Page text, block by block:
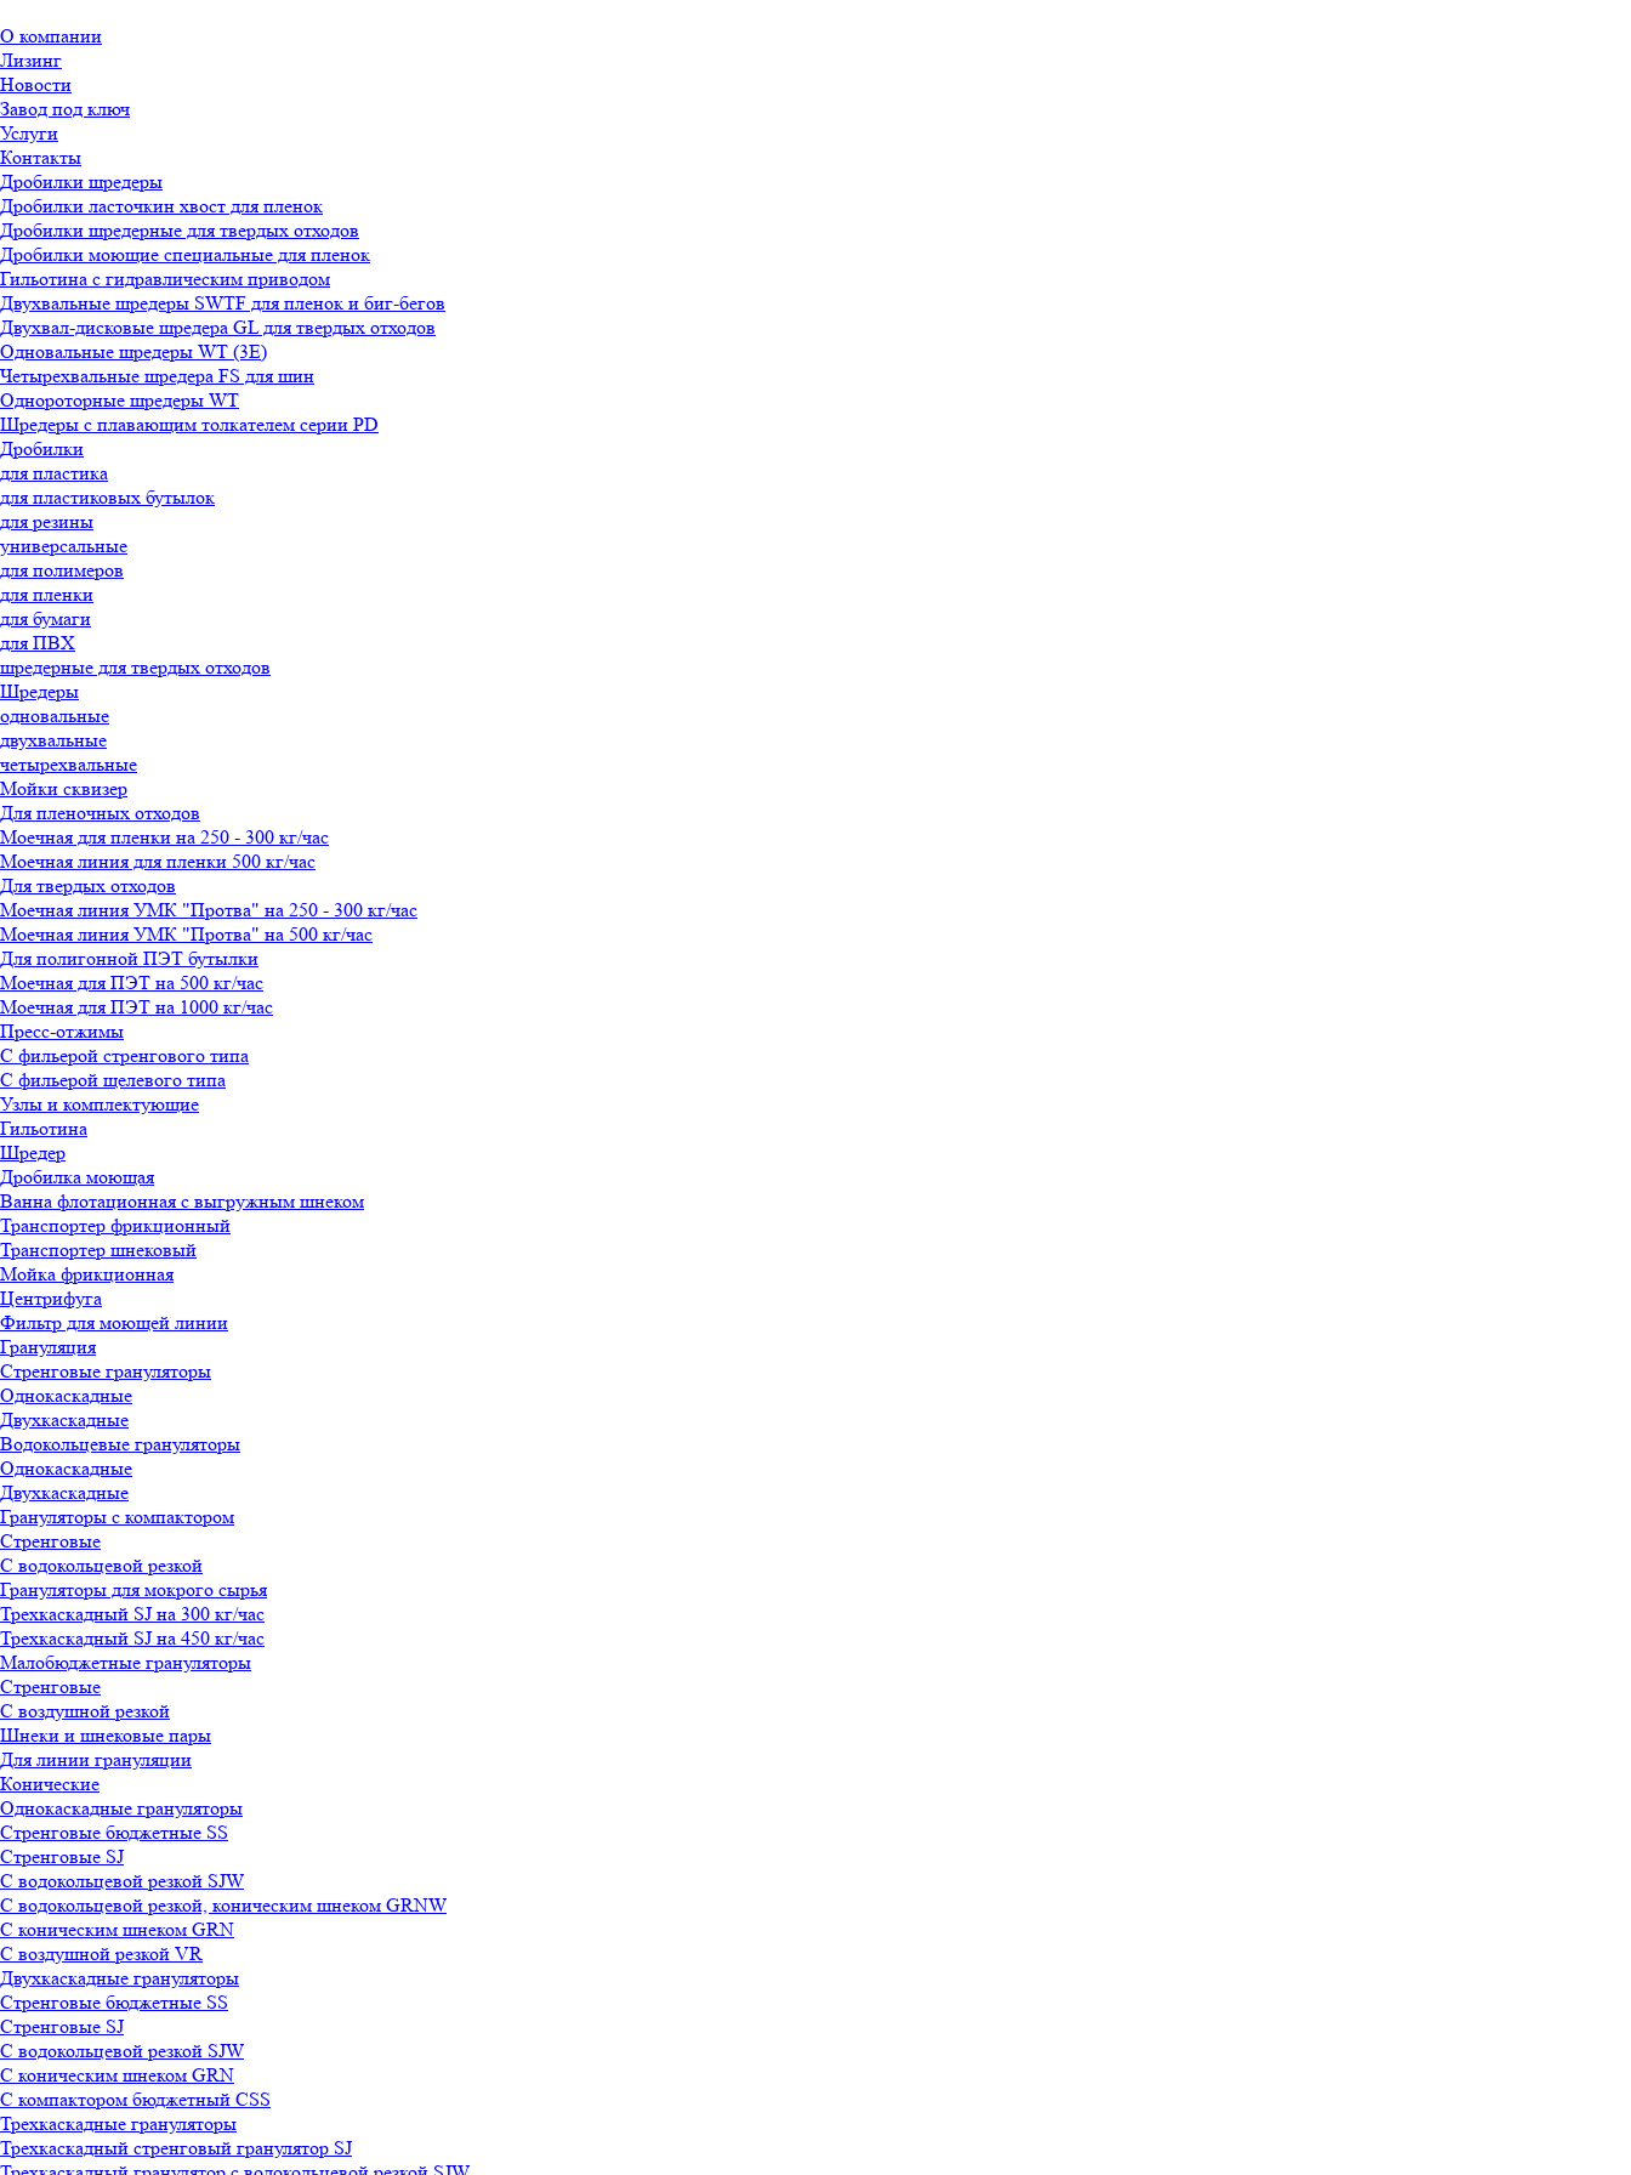
О компании
Лизинг
Новости
Завод под ключ
Услуги
Контакты
Дробилки шредеры
Дробилки ласточкин хвост для пленок
Дробилки шредерные для твердых отходов
Дробилки моющие специальные для пленок
Гильотина с гидравлическим приводом
Двухвальные шредеры SWTF для пленок и биг-бегов
Двухвал-дисковые шредера GL для твердых отходов
Одновальные шредеры WT (3E)
Четырехвальные шредера FS для шин
Однороторные шредеры WT
Шредеры с плавающим толкателем серии PD
Дробилки
для пластика
для пластиковых бутылок
для резины
универсальные
для полимеров
для пленки
для бумаги
для ПВХ
шредерные для твердых отходов
Шредеры
одновальные
двухвальные
четырехвальные
Мойки сквизер
Для пленочных отходов
Моечная для пленки на 250 - 300 кг/час
Моечная линия для пленки 500 кг/час
Для твердых отходов
Моечная линия УМК "Протва" на 250 - 300 кг/час
Моечная линия УМК "Протва" на 500 кг/час
Для полигонной ПЭТ бутылки
Моечная для ПЭТ на 500 кг/час
Моечная для ПЭТ на 1000 кг/час
Пресс-отжимы
С фильерой стренгового типа
С фильерой щелевого типа
Узлы и комплектующие
Гильотина
Шредер
Дробилка моющая
Ванна флотационная с выгружным шнеком
Транспортер фрикционный
Транспортер шнековый
Мойка фрикционная
Центрифуга
Фильтр для моющей линии
Грануляция
Стренговые грануляторы
Однокаскадные
Двухкаскадные
Водокольцевые грануляторы
Однокаскадные
Двухкаскадные
Грануляторы с компактором
Стренговые
С водокольцевой резкой
Грануляторы для мокрого сырья
Трехкаскадный SJ на 300 кг/час
Трехкаскадный SJ на 450 кг/час
Малобюджетные грануляторы
Стренговые
С воздушной резкой
Шнеки и шнековые пары
Для линии грануляции
Конические
Однокаскадные грануляторы
Стренговые бюджетные SS
Стренговые SJ
С водокольцевой резкой SJW
С водокольцевой резкой, коническим шнеком GRNW
С коническим шнеком GRN
С воздушной резкой VR
Двухкаскадные грануляторы
Стренговые бюджетные SS
Стренговые SJ
С водокольцевой резкой SJW
С коническим шнеком GRN
С компактором бюджетный CSS
Трехкаскадные грануляторы
Трехкаскадный стренговый гранулятор SJ